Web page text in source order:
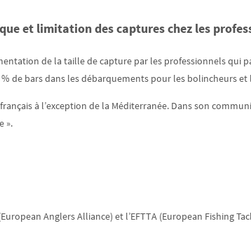
et limitation des captures chez les
de la taille de capture par les professionnels qui
de bars dans les débarquements pour les bolincheurs et
à l’exception de la Méditerranée. Dans son
».
Anglers Alliance) et l’EFTTA (European Fishing